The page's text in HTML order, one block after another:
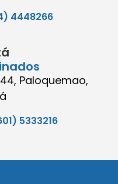
4448266
Paloquemao,
5333216